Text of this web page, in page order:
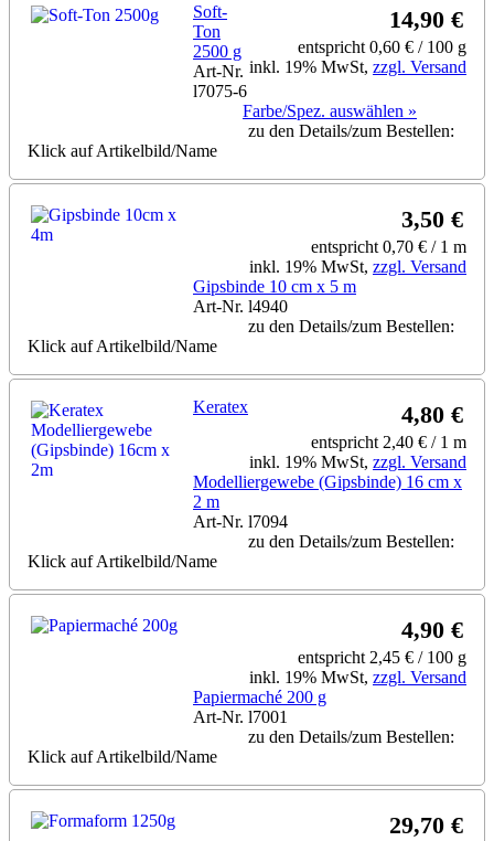
14,90 €
entspricht 0,60 € / 100 g
inkl. 19% MwSt, zzgl. Versand
Soft-
Ton
2500 g
Art-Nr.
l7075-6
Farbe/Spez. auswählen »
zu den Details/zum Bestellen:
Klick auf Artikelbild/Name
3,50 €
entspricht 0,70 € / 1 m
inkl. 19% MwSt, zzgl. Versand
Gipsbinde 10 cm x 5 m
Art-Nr. l4940
zu den Details/zum Bestellen:
Klick auf Artikelbild/Name
4,80 €
entspricht 2,40 € / 1 m
inkl. 19% MwSt, zzgl. Versand
Keratex
Modelliergewebe (Gipsbinde) 16 cm x
2 m
Art-Nr. l7094
zu den Details/zum Bestellen:
Klick auf Artikelbild/Name
4,90 €
entspricht 2,45 € / 100 g
inkl. 19% MwSt, zzgl. Versand
Papiermaché 200 g
Art-Nr. l7001
zu den Details/zum Bestellen:
Klick auf Artikelbild/Name
29,70 €